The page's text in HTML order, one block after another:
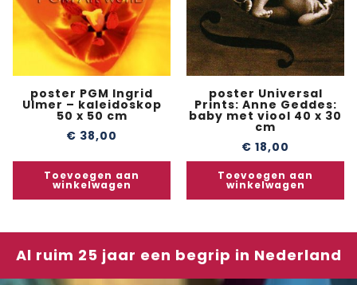
poster PGM Ingrid
Ulmer – kaleidoskop
50 x 50 cm
€ 38,00
Toevoegen aan
winkelwagen
poster Universal
Prints: Anne Geddes:
baby met viool 40 x 30
cm
€ 18,00
Toevoegen aan
winkelwagen
Al ruim 25 jaar een begrip in Nederland